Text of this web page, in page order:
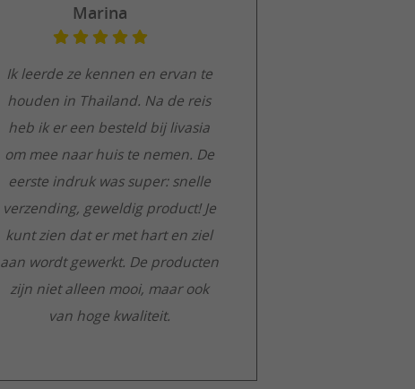
Ik leerde ze kennen en ervan te
houden in Thailand. Na de reis
heb ik er een besteld bij livasia
om mee naar huis te nemen. De
eerste indruk was super: snelle
verzending, geweldig product! Je
kunt zien dat er met hart en ziel
aan wordt gewerkt. De producten
zijn niet alleen mooi, maar ook
van hoge kwaliteit.
Marina